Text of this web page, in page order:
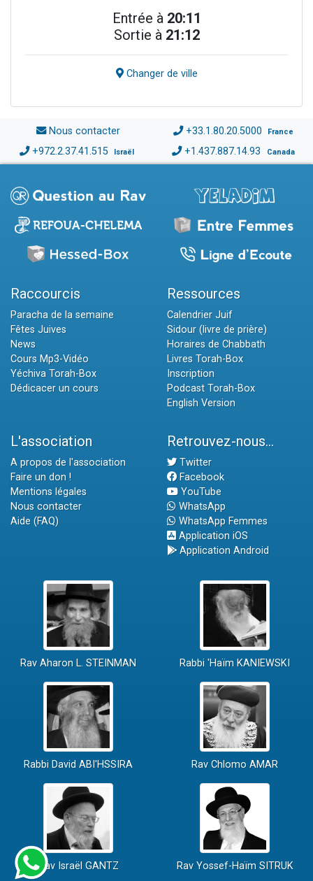
Entrée à 20:11
Sortie à 21:12
Changer de ville
Nous contacter +33.1.80.20.5000 France
+972.2.37.41.515 Israël +1.437.887.14.93 Canada
Raccourcis
Paracha de la semaine
Fêtes Juives
News
Cours Mp3-Vidéo
Yéchiva Torah-Box
Dédicacer un cours
Ressources
Calendrier Juif
Sidour (livre de prière)
Horaires de Chabbath
Livres Torah-Box
Inscription
Podcast Torah-Box
English Version
L'association
A propos de l'association
Faire un don !
Mentions légales
Nous contacter
Aide (FAQ)
Retrouvez-nous...
Twitter
Facebook
YouTube
WhatsApp
WhatsApp Femmes
Application iOS
Application Android
Rav Aharon L. STEINMAN Rabbi 'Haïm KANIEWSKI
Rabbi David ABI'HSSIRA Rav Chlomo AMAR
Rav Israël GANTZ Rav Yossef-Haïm SITRUK